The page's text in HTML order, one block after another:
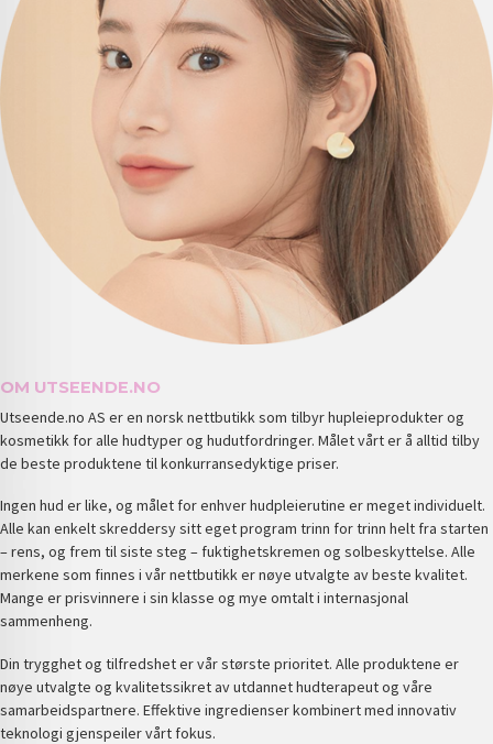
OM UTSEENDE.NO
Utseende.no AS er en norsk nettbutikk som tilbyr hupleieprodukter og
kosmetikk for alle hudtyper og hudutfordringer. Målet vårt er å alltid tilby
de beste produktene til konkurransedyktige priser.
Ingen hud er like, og målet for enhver hudpleierutine er meget individuelt.
Alle kan enkelt skreddersy sitt eget program trinn for trinn helt fra starten
– rens, og frem til siste steg – fuktighetskremen og solbeskyttelse. Alle
merkene som finnes i vår nettbutikk er nøye utvalgte av beste kvalitet.
Mange er prisvinnere i sin klasse og mye omtalt i internasjonal
sammenheng.
Din trygghet og tilfredshet er vår største prioritet. Alle produktene er
nøye utvalgte og kvalitetssikret av utdannet hudterapeut og våre
samarbeidspartnere. Effektive ingredienser kombinert med innovativ
teknologi gjenspeiler vårt fokus.